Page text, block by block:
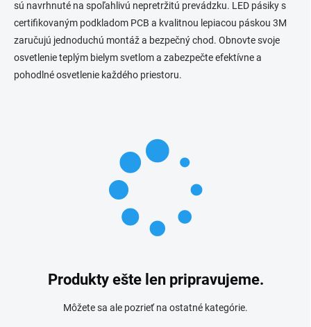
sú navrhnuté na spoľahlivú nepretržitú prevádzku. LED pásiky s
certifikovaným podkladom PCB a kvalitnou lepiacou páskou 3M
zaručujú jednoduchú montáž a bezpečný chod. Obnovte svoje
osvetlenie teplým bielym svetlom a zabezpečte efektívne a
pohodlné osvetlenie každého priestoru.
Produkty ešte len pripravujeme.
Môžete sa ale pozrieť na ostatné kategórie.